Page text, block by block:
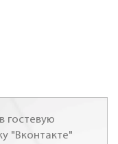
гостевую
"Вконтакте"